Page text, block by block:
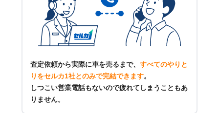
査定依頼から実際に車を売るまで、 すべてのやりと
りをセルカ1社とのみで完結できます。
しつこい営業電話もないので疲れてしまうこともあ
りません。